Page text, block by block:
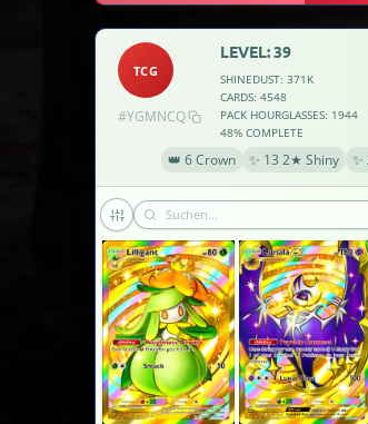
TCG
#YGMNCQ
LEVEL: 39
SHINEDUST: 371K
CARDS: 4548
PACK HOURGLASSES: 1944
48% COMPLETE
👑 6 Crown ✨ 13 2★ Shiny